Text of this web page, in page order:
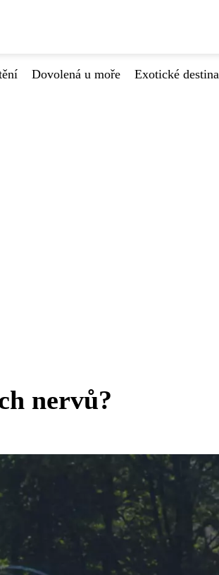
Dovolená u moře Exotické
nervů?